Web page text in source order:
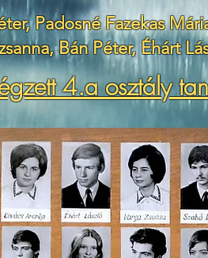
Padosné Fazekas
Bán Péter, Éhárt
4.a osztály